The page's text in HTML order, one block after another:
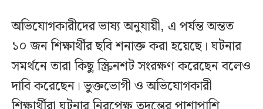
অভিযোগকারীদের ভাষ্য অনুযায়ী, এ পর্যন্ত অন্তত
১০ জন শিক্ষার্থীর ছবি শনাক্ত করা হয়েছে। ঘটনার
সমর্থনে তারা কিছু স্ক্রিনশট সংরক্ষণ করেছেন বলেও
দাবি করেছেন। ভুক্তভোগী ও অভিযোগকারী